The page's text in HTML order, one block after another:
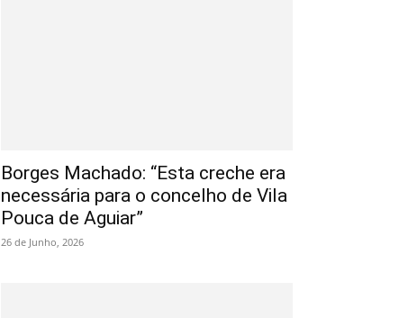
Borges Machado: “Esta creche era
necessária para o concelho de Vila
Pouca de Aguiar”
26 de Junho, 2026